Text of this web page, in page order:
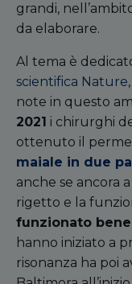
grandi,
da elaborare.
Al tema è
scientifica Nature
note in questo
2021 i chirurghi
ottenuto il
maiale in due
anche se ancora
rigetto e la
funzionato
hanno iniziato a
risonanza ha poi